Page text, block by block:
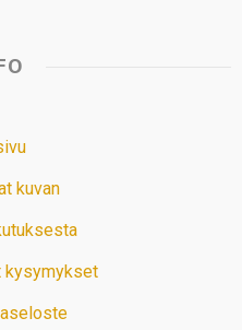
kuvan
kysymykset